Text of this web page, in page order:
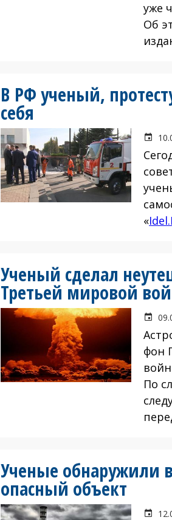
уже
Об
В РФ ученый,
себя
«
Ученый сделал
Третьей мировой
фон
По
Ученые обнаружили
опасный объект